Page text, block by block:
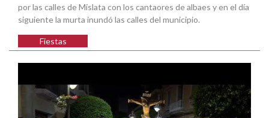
por las calles de Mislata con los cantaores de albaes y en el día
siguiente la murta inundó las calles del municipio.
Fiestas